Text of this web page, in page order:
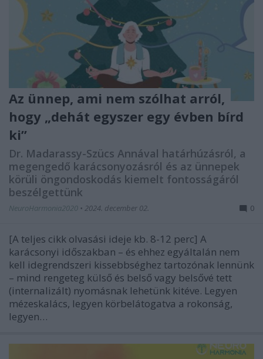
Az ünnep, ami nem szólhat arról,
hogy „dehát egyszer egy évben bírd
ki”
Dr. Madarassy-Szücs Annával határhúzásról, a
megengedő karácsonyozásról és az ünnepek
körüli öngondoskodás kiemelt fontosságáról
beszélgettünk
NeuroHarmonia2020 • 2024. december 02. 0
[A teljes cikk olvasási ideje kb. 8-12 perc] A
karácsonyi időszakban – és ehhez egyáltalán nem
kell idegrendszeri kissebbséghez tartozónak lennünk
– mind rengeteg külső és belső vagy belsővé tett
(internalizált) nyomásnak lehetünk kitéve. Legyen
mézeskalács, legyen körbelátogatva a rokonság,
legyen…